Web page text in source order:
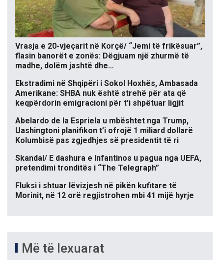
Vrasja e 20-vjeçarit në Korçë/ “Jemi të frikësuar”,
flasin banorët e zonës: Dëgjuam një zhurmë të
madhe, dolëm jashtë dhe…
Ekstradimi në Shqipëri i Sokol Hoxhës, Ambasada
Amerikane: SHBA nuk është strehë për ata që
keqpërdorin emigracioni për t’i shpëtuar ligjit
Abelardo de la Espriela u mbështet nga Trump,
Uashingtoni planifikon t’i ofrojë 1 miliard dollarë
Kolumbisë pas zgjedhjes së presidentit të ri
Skandal/ E dashura e Infantinos u pagua nga UEFA,
pretendimi tronditës i “The Telegraph”
Fluksi i shtuar lëvizjesh në pikën kufitare të
Morinit, në 12 orë regjistrohen mbi 41 mijë hyrje
Më të lexuarat